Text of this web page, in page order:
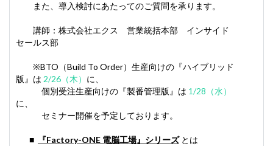
また、導入検討にあたってのご質問を承ります。
講師：株式会社エクス 営業統括本部 インサイド
セールス部
※BTO（Build To Order）生産向けの『ハイブリッド
版』は 2/26（木） に、
個別受注生産向けの『製番管理版』は 1/28（水）
に、
セミナー開催を予定しております。
■ 『Factory-ONE 電脳工場』シリーズとは